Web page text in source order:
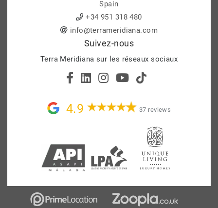
Spain
+34 951 318 480
info@terrameridiana.com
Suivez-nous
Terra Meridiana sur les réseaux sociaux
4.9 37 reviews